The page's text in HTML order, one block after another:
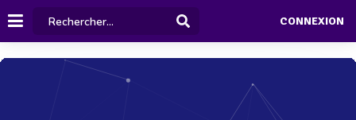
CONNEXION